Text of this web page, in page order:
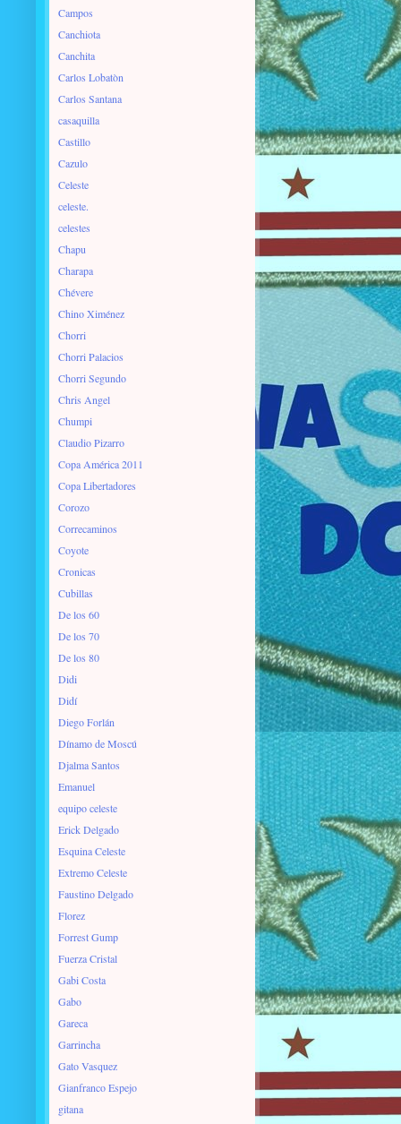
Campos
Canchiota
Canchita
Carlos Lobatòn
Carlos Santana
casaquilla
Castillo
Cazulo
Celeste
celeste.
celestes
Chapu
Charapa
Chévere
Chino Ximénez
Chorri
Chorri Palacios
Chorri Segundo
Chris Angel
Chumpi
Claudio Pizarro
Copa América 2011
Copa Libertadores
Corozo
Correcaminos
Coyote
Cronicas
Cubillas
De los 60
De los 70
De los 80
Didi
Didí
Diego Forlán
Dínamo de Moscú
Djalma Santos
Emanuel
equipo celeste
Erick Delgado
Esquina Celeste
Extremo Celeste
Faustino Delgado
Florez
Forrest Gump
Fuerza Cristal
Gabi Costa
Gabo
Gareca
Garrincha
Gato Vasquez
Gianfranco Espejo
gitana